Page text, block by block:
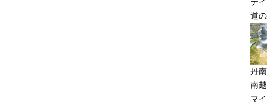
道
丹南
南
マ